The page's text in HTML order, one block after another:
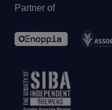
Partner of